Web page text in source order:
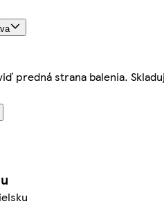
predná strana balenia.